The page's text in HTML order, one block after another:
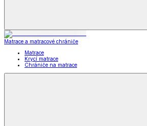
Matrace a matracové chrániče
Matrace
Krycí matrace
Chrániče na matrace